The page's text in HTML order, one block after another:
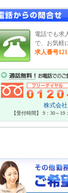
電話でも求
で、お気軽
求人番号
株式会
【受付時間】 9：30～